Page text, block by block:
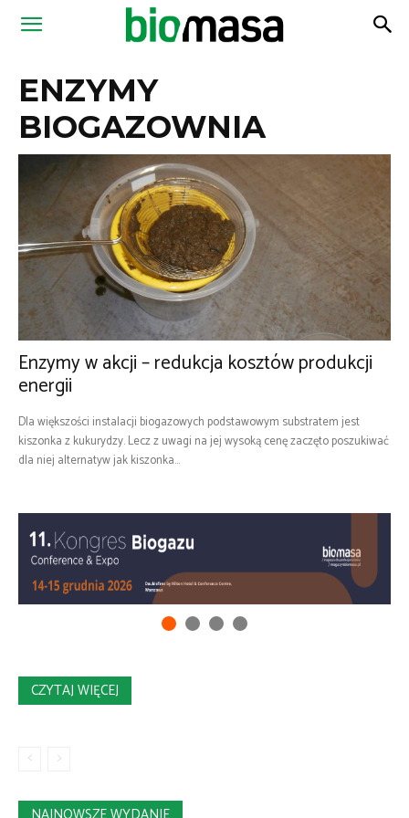
Magazyn
ENZYMY
BIOGAZOWNIA
Enzymy w akcji – redukcja kosztów produkcji
energii
Dla większości instalacji biogazowych podstawowym substratem jest
kiszonka z kukurydzy. Lecz z uwagi na jej wysoką cenę zaczęto poszukiwać
dla niej alternatyw jak kiszonka...
CZYTAJ WIĘCEJ